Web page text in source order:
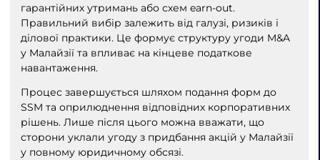
гарантійних утримань або схем earn-out.
Правильний вибір залежить від галузі, ризиків і
ділової практики. Це формує структуру угоди M&A
у Малайзії та впливає на кінцеве податкове
навантаження.
Процес завершується шляхом подання форм до
SSM та оприлюднення відповідних корпоративних
рішень. Лише після цього можна вважати, що
сторони уклали угоду з придбання акцій у Малайзії
у повному юридичному обсязі.